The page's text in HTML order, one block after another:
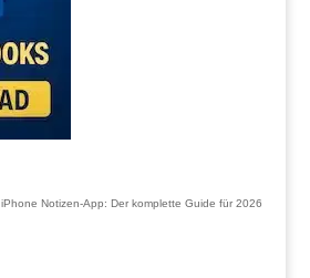
iPhone Notizen-App: Der komplette Guide für 2026